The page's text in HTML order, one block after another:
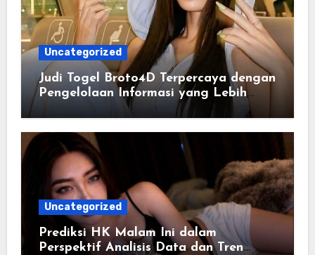
Uncategorized
Judi Togel Broto4D Terpercaya dengan
Pengelolaan Informasi yang Lebih
Uncategorized
Prediksi HK Malam Ini dalam
Perspektif Analisis Data dan Tren